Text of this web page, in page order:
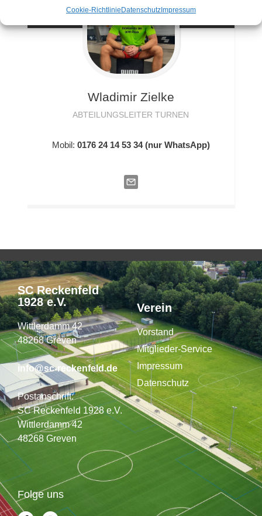
Cookie-RichtlinieDatenschutzImpressum
Wladimir Zielke
ABTEILUNGSLEITER TURNEN
Mobil: 0176 24 14 53 34 (nur WhatsApp)
SC Reckenfeld
1928 e.V.
Wittlerdamm 42
48268 Greven
info@sc-reckenfeld.de
Postanschrift:
SC Reckenfeld 1928 e.V.
Wittlerdamm 42
48268 Greven
Verein
Vorstand
Mitglieder-Service
Impressum
Datenschutz
Folge uns